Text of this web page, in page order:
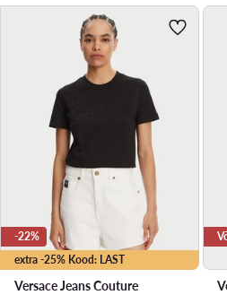
extra -25% Kood: LAST
-22%
Versace Jeans Couture